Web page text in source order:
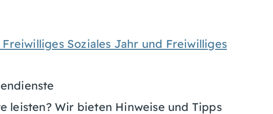
Soziales Jahr und Freiwilliges
leisten? Wir bieten Hinweise und Tipps